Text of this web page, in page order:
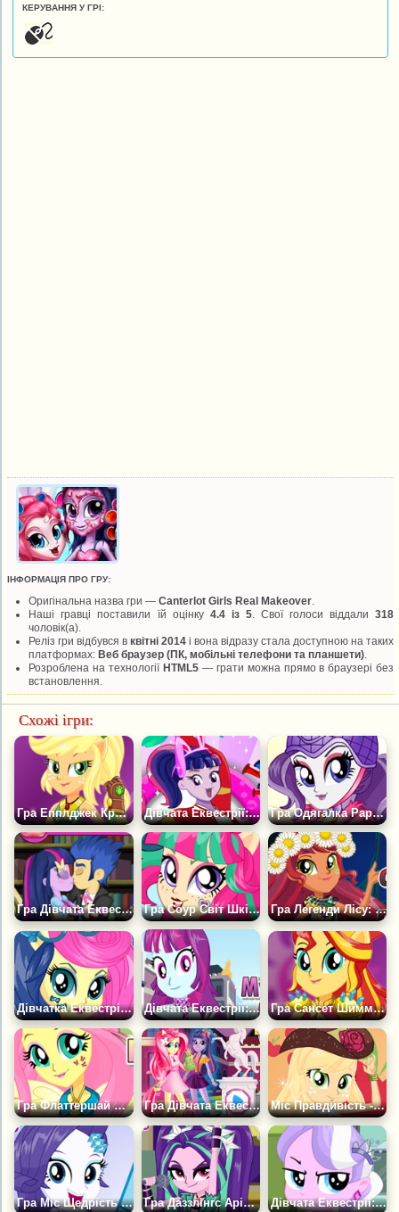
КЕРУВАННЯ У ГРІ:
ІНФОРМАЦІЯ ПРО ГРУ:
Оригінальна назва гри —Canterlot Girls Real Makeover
Наші гравці поставили їй оцінку 4.4 із 5. Свої голоси віддали318
чоловік(а).
Реліз гри відбувся вквітні 2014 і вона відразу стала доступною на таких
платформах:Веб браузер (ПК, мобільні телефони та планшети)
Розроблена на технології HTML5— грати можна прямо в браузері без
встановлення.
Схожі ігри:
Гра Епплджек Кришталевий Страж Дівчата Еквестрії: Твайлайт Чірлідер Гра Одягалка Раріті на Роликах
Гра Дівчата Еквестрії: Поцілунки Твайлайт і Флеша Гра Соур Світ Шкільний Стиль Гра Легенди Лісу: Глоріоса Дейзі
Дівчатка Еквестрії: Світі Дропс Рок Стиль Дівчата Еквестрії: Містері Мінт Гра Сансет Шиммер Кришталевий Страж
Гра Флаттершай Шкільний Стиль Гра Дівчата Еквестрії: Перший день у школі Міс Правдивість - Епплджек
Гра Міс Щедрість Раріті Гра Даззлінгс Арія Блейз Дівчата Еквестрії: Даймонд Тіара